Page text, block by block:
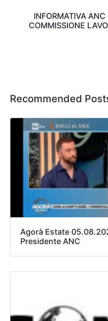
INFORMATIVA
COMMISSIONE
Recommended
Agorà Estate
Presidente ANC